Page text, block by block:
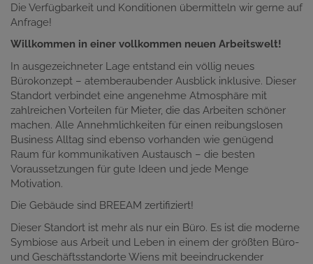
Die Verfügbarkeit und Konditionen übermitteln wir gerne auf
Anfrage!
Willkommen in einer vollkommen neuen Arbeitswelt!
In ausgezeichneter Lage entstand ein völlig neues
Bürokonzept – atemberaubender Ausblick inklusive. Dieser
Standort verbindet eine angenehme Atmosphäre mit
zahlreichen Vorteilen für Mieter, die das Arbeiten schöner
machen. Alle Annehmlichkeiten für einen reibungslosen
Business Alltag sind ebenso vorhanden wie genügend
Raum für kommunikativen Austausch – die besten
Voraussetzungen für gute Ideen und jede Menge
Motivation.
Die Gebäude sind BREEAM zertifiziert!
Dieser Standort ist mehr als nur ein Büro. Es ist die moderne
Symbiose aus Arbeit und Leben in einem der größten Büro-
und Geschäftsstandorte Wiens mit beeindruckender